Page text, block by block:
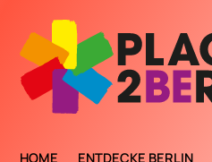
HOME ENTDECKE BERLIN